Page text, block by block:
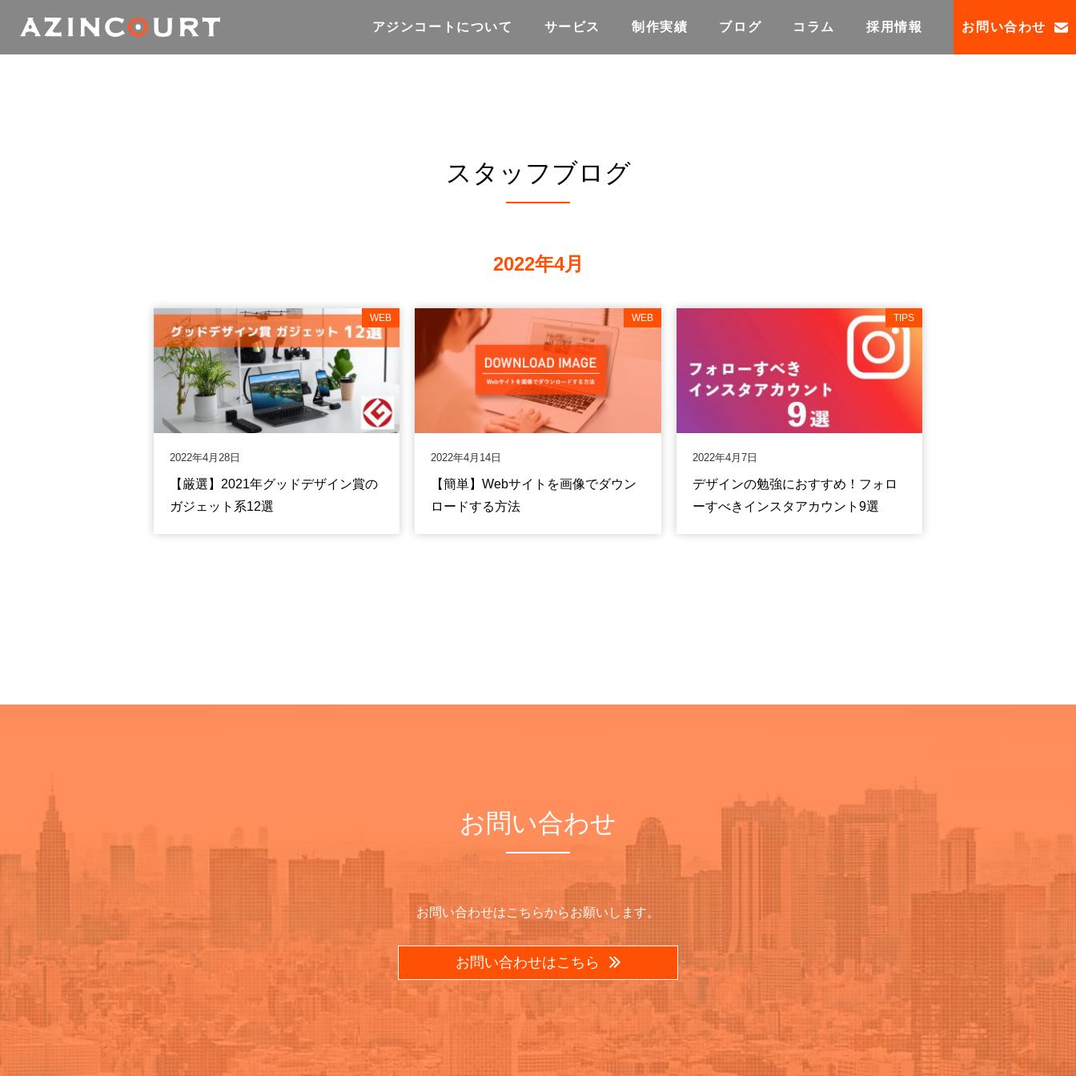
アジンコートについて サービス 制作実績 ブログ コラム 採用情報 お問い合わせ
スタッフブログ
2022年4月
WEB
2022年4月28日
【厳選】2021年グッドデザイン賞の
ガジェット系12選
WEB
2022年4月14日
【簡単】Webサイトを画像でダウン
ロードする方法
TIPS
2022年4月7日
デザインの勉強におすすめ！フォロ
ーすべきインスタアカウント9選
お問い合わせ
お問い合わせはこちらからお願いします。
お問い合わせはこちら